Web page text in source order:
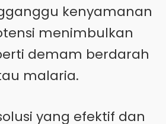
kenyamanan
menimbulkan
demam berdarah
malaria.
yang efektif dan